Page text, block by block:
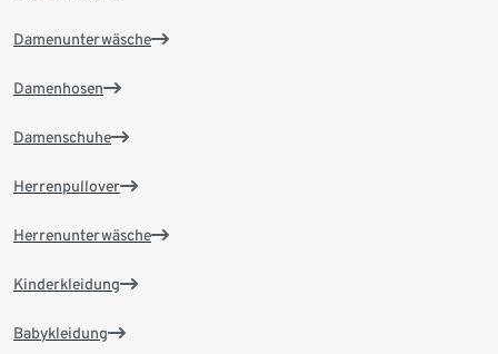
Damenunterwäsche
Damenhosen
Damenschuhe
Herrenpullover
Herrenunterwäsche
Kinderkleidung
Babykleidung